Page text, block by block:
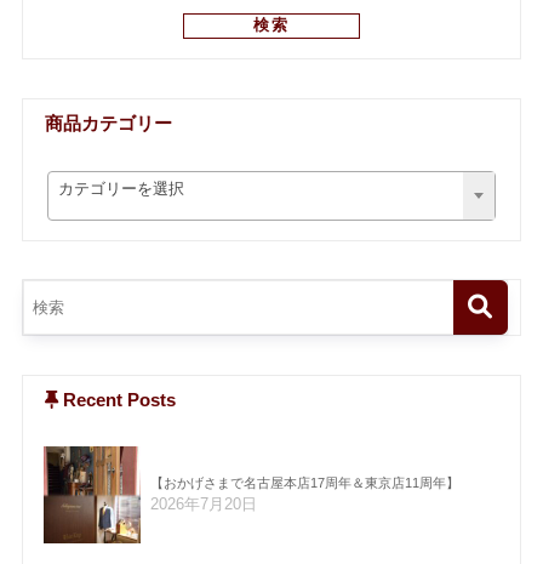
検索
商品カテゴリー
カテゴリーを選択
Recent Posts
【おかげさまで名古屋本店17周年＆東京店11周年】
2026年7月20日